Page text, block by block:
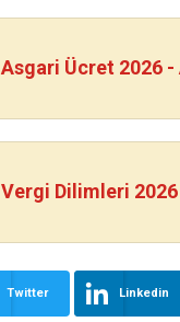
Asgari Ücret 2026
Vergi Dilimleri 2026
Twitter Linkedin